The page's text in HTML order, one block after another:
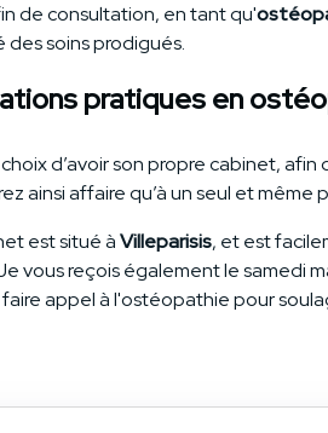
de consultation, en tant qu'
soins prodigués.
pratiques en
d’avoir son propre cabinet,
ainsi affaire qu’à un seul et
est situé àVilleparisis, et est
vous reçois également le samedi
appel à l'ostéopathie pour